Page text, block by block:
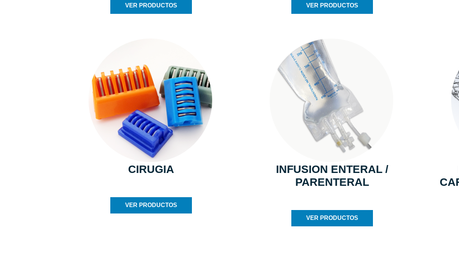
VER PRODUCTOS VER PRODUCTOS
CIRUGIA
VER PRODUCTOS
INFUSION ENTERAL /
PARENTERAL
VER PRODUCTOS